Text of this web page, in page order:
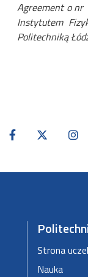
Agreement o nr
Instytutem
Politechniką
Strona
Nauka